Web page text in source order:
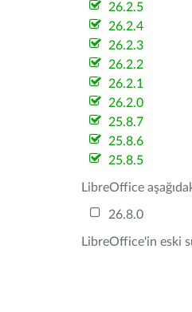
26.2.5
26.2.4
26.2.3
26.2.2
26.2.1
26.2.0
25.8.7
25.8.6
25.8.5
LibreOffice
26.8.0
LibreOffice'in eski